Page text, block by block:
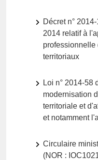
Décret n°
2014 relatif à
professionnelle
territoriaux
Loi n° 2014-58
modernisation
territoriale et
et notamment
Circulaire
(NOR :